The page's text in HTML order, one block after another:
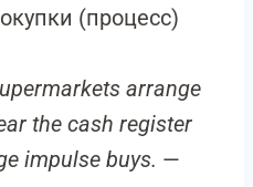
(процесс)
arrange
the cash register
impulse buys. —